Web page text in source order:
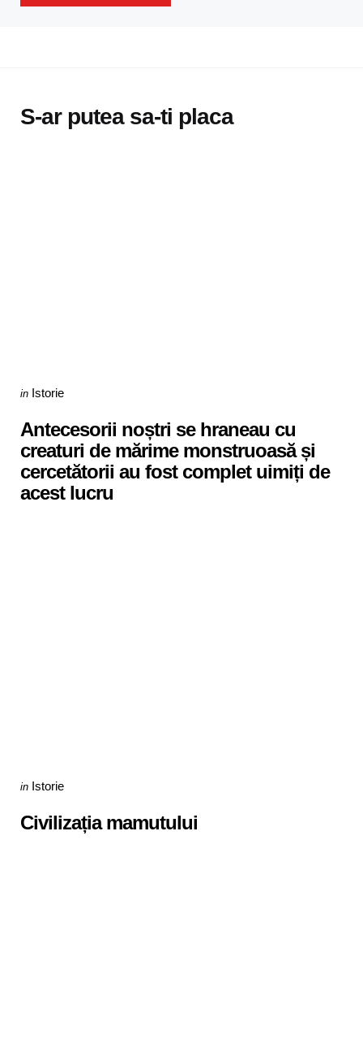
S-ar putea sa-ti placa
Categories
Posted
in Istorie
Antecesorii noștri se hraneau cu
creaturi de mărime monstruoasă și
cercetătorii au fost complet uimiți de
acest lucru
Categories
Posted
in Istorie
Civilizația mamutului